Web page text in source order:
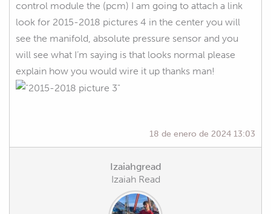
control module the (pcm) I am going to attach a link
look for 2015-2018 pictures 4 in the center you will
see the manifold, absolute pressure sensor and you
will see what I’m saying is that looks normal please
explain how you would wire it up thanks man!
18 de enero de 2024 13:03
Izaiahgread
Izaiah Read